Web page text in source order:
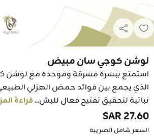
لوشن كوجي سان مبيض
استمتع ببشرة مشرقة وموحدة مع لوشن
الذي يجمع بين فوائد حمض الهزلي
نباتية لتحقيق تفتيح فعال للبش...قراءة
27.60 SAR
السعر شامل الضريبة